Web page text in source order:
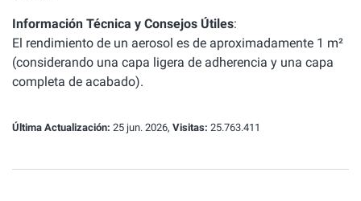
Información Técnica y Consejos Útiles:
El rendimiento de un aerosol es de aproximadamente 1 m²
(considerando una capa ligera de adherencia y una capa
completa de acabado).
Última Actualización: 25 jun. 2026, Visitas: 25.763.411